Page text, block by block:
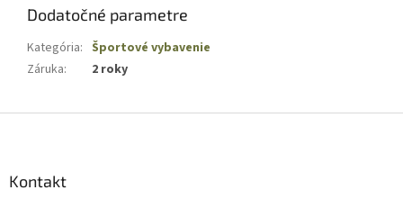
Dodatočné parametre
Kategória: Športové vybavenie
Záruka: 2 roky
Kontakt